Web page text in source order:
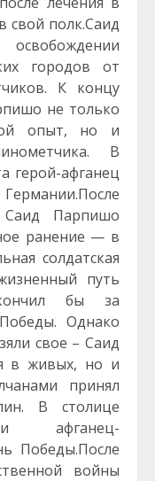
свой полк.Саид
городов от
К концу
не только
опыт, но и
В
герой-афганец
Парпишо
ранение — в
солдатская
путь
бы за
Однако
свое – Саид
в живых, но и
принял
В столице
афганец-
Победы.После
войны